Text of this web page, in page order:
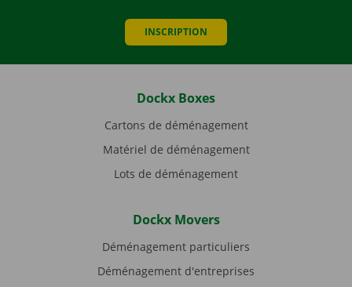
INSCRIPTION
Dockx Boxes
Cartons de déménagement
Matériel de déménagement
Lots de déménagement
Dockx Movers
Déménagement particuliers
Déménagement d'entreprises